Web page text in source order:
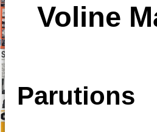
Voline
Parutions